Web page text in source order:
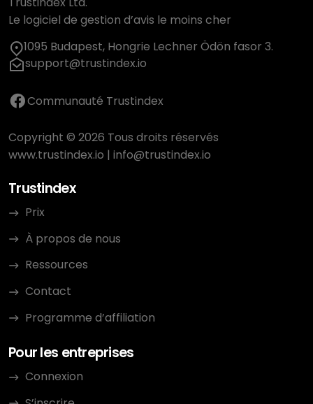
Le logiciel de gestion d’avis le moins cher
1095 Budapest, Hongrie Lechner Ödön fasor 3.
support@trustindex.io
Communauté Trustindex
Copyright © 2026 Tous droits réservés
www.trustindex.io | info@trustindex.io
Trustindex
Prix
À propos de nous
Ressources
Contact
Programme d’affiliation
Pour les entreprises
Connexion